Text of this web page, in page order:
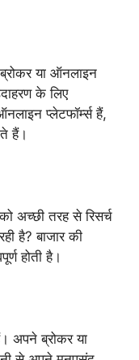
या ऑनलाइन
के लिए
प्लेटफॉर्म्स हैं,
हैं।
अच्छी तरह से रिसर्च
है? बाजार की
होती है।
अपने ब्रोकर या